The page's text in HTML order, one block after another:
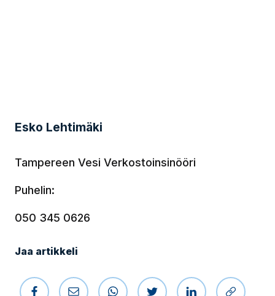
Esko Lehtimäki
Tampereen Vesi Verkostoinsinööri
Puhelin:
050 345 0626
Jaa artikkeli